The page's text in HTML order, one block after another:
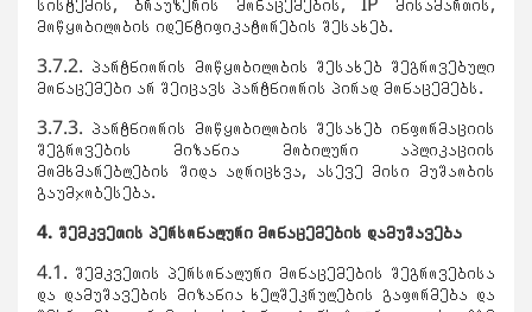
მოწყობილობის იდენტიფიკატორების შესახებ.
3.7.2. პარტნიორის მოწყობილობის შესახებ შეგროვებული
მონაცემები არ შეიცავს პარტნიორის პირად მონაცემებს.
3.7.3. პარტნიორის მოწყობილობის შესახებ ინფორმაციის
შეგროვების მიზანია მობილური აპლიკაციის
მომხმარებლების შიდა აღრიცხვა, ასევე მისი მუშაობის
გაუმჯობესება.
4.შემკვეთის პერსონალური მონაცემების დამუშავება
4.1. შემკვეთის პერსონალური მონაცემების შეგროვებისა
და დამუშავების მიზანია ხელშეკრულების გაფორმება და